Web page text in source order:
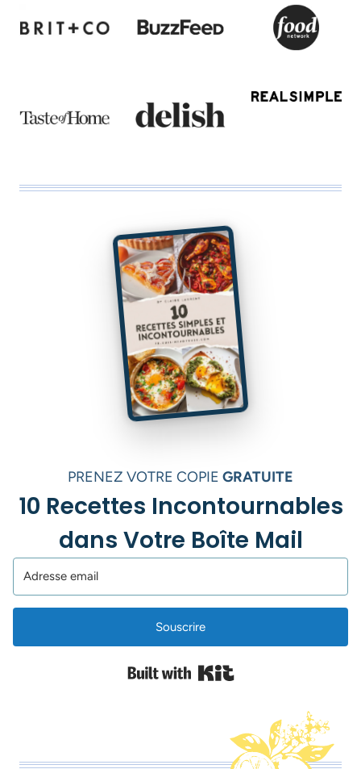
PRENEZ VOTRE COPIE GRATUITE
10 Recettes Incontournables
dans Votre Boîte Mail
Souscrire
Built with Kit